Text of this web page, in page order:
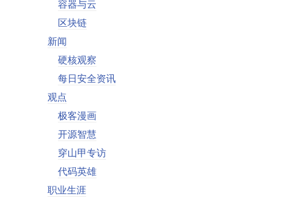
容器与云
区块链
新闻
硬核观察
每日安全资讯
观点
极客漫画
开源智慧
穿山甲专访
代码英雄
职业生涯